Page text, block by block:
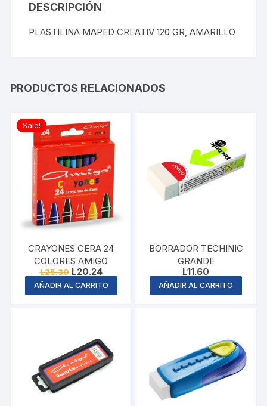
DESCRIPCIÓN
PLASTILINA MAPED CREATIV 120 GR, AMARILLO
PRODUCTOS RELACIONADOS
Sale!
CRAYONES CERA 24
COLORES AMIGO
L25.30 Original
price
was:
L25.30.
L20.24Current
price
is:
L20.24.
AÑADIR AL CARRITO
BORRADOR TECHINIC
GRANDE
L11.60
AÑADIR AL CARRITO